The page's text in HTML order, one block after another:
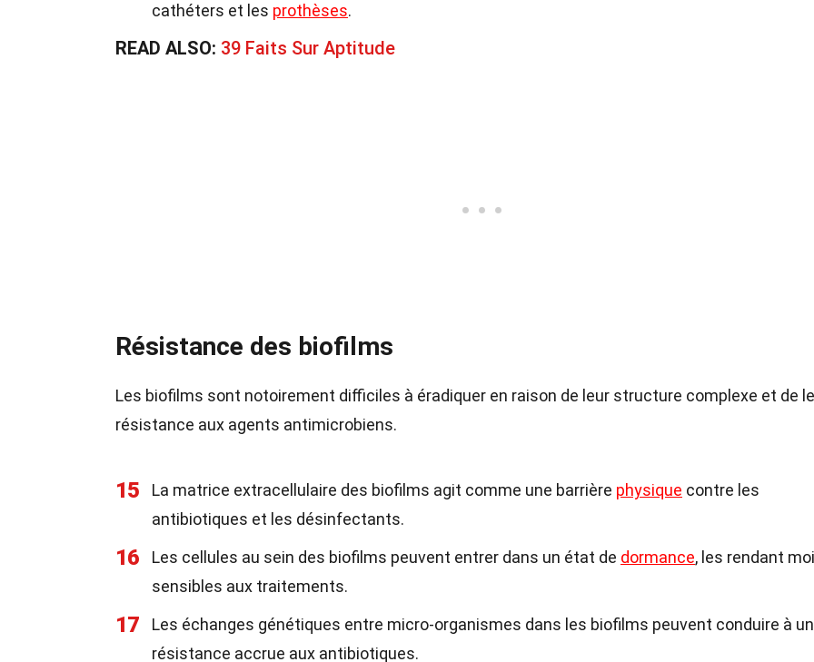
cathéters et les prothèses.
READ ALSO: 39 Faits Sur Aptitude
Résistance des biofilms
Les biofilms sont notoirement difficiles à éradiquer en raison de leur structure complexe et de
résistance aux agents antimicrobiens.
15 La matrice extracellulaire des biofilms agit comme une barrière physique contre les
antibiotiques et les désinfectants.
16 Les cellules au sein des biofilms peuvent entrer dans un état de dormance, les rendant
sensibles aux traitements.
17
Les échanges génétiques entre micro-organismes dans les biofilms peuvent conduire à
résistance accrue aux antibiotiques.